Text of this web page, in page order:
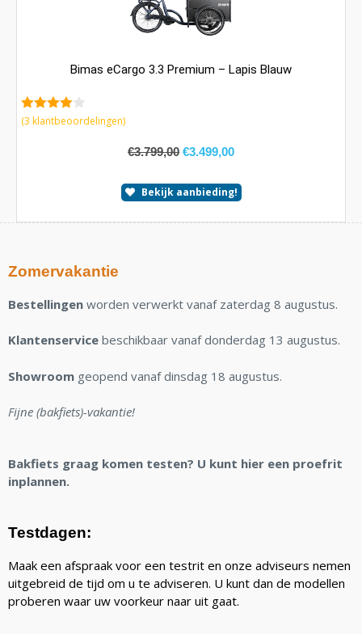
Bimas eCargo 3.3 Premium – Lapis Blauw
4.67van 5
(3 klantbeoordelingen)
€3.799,00 €3.499,00
Bekijk aanbieding!
Zomervakantie
Bestellingen worden verwerkt vanaf zaterdag 8 augustus.
Klantenservice beschikbaar vanaf donderdag 13 augustus.
Showroom geopend vanaf dinsdag 18 augustus.
Fijne (bakfiets)-vakantie!
Bakfiets graag komen testen? U kunt hier een proefrit
inplannen.
Testdagen:
Maak een afspraak voor een testrit en onze adviseurs nemen
uitgebreid de tijd om u te adviseren. U kunt dan de modellen
proberen waar uw voorkeur naar uit gaat.